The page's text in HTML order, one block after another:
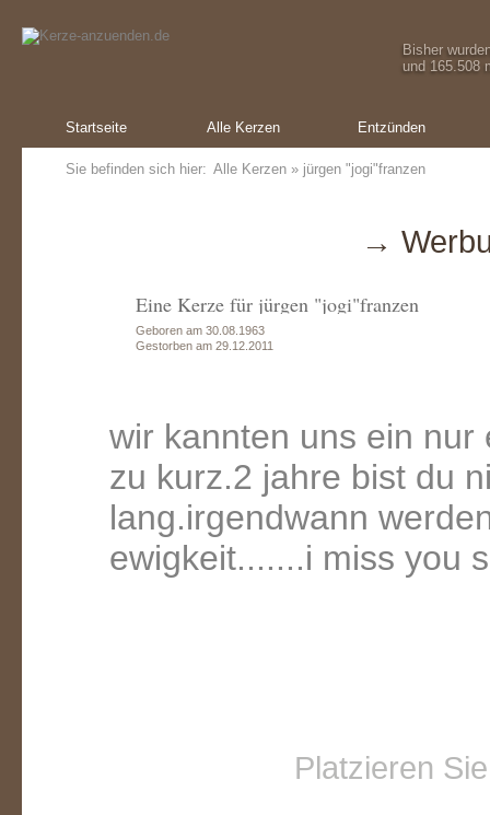
Bisher
und 165.508
Startseite Alle Kerzen Entzünden
Sie befinden sich hier: Alle Kerzen » jürgen "jogi"franzen
→
Eine Kerze für jürgen "jogi"franzen
Geboren am 30.08.1963
Gestorben am 29.12.2011
wir kannten uns ein
zu kurz.2 jahre bist du
lang.irgendwann
ewigkeit.......i miss you
Platzieren